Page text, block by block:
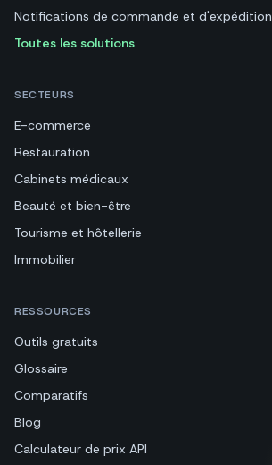
Notifications de commande et d'expédition
Toutes les solutions
SECTEURS
E-commerce
Restauration
Cabinets médicaux
Beauté et bien-être
Tourisme et hôtellerie
Immobilier
RESSOURCES
Outils gratuits
Glossaire
Comparatifs
Blog
Calculateur de prix API